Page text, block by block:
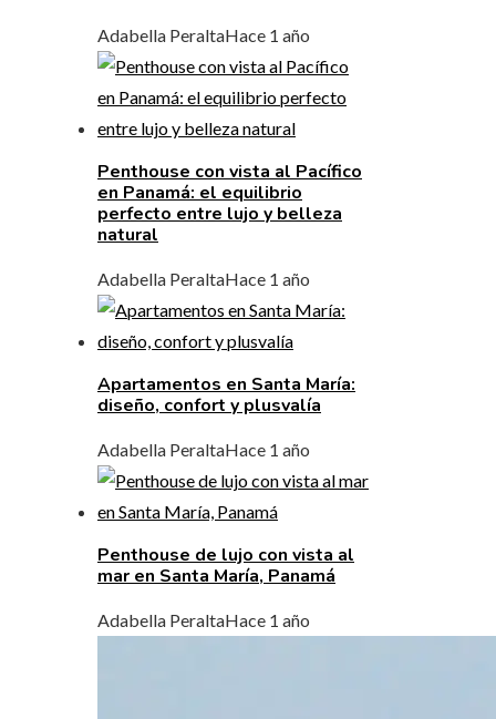
Adabella PeraltaHace 1 año
Penthouse con vista al Pacífico
en Panamá: el equilibrio
perfecto entre lujo y belleza
natural
Adabella PeraltaHace 1 año
Apartamentos en Santa María:
diseño, confort y plusvalía
Adabella PeraltaHace 1 año
Penthouse de lujo con vista al
mar en Santa María, Panamá
Adabella PeraltaHace 1 año